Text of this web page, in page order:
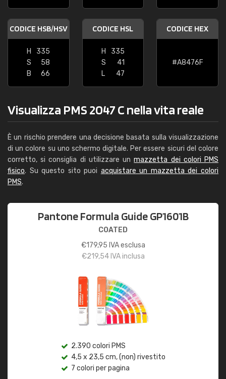
CODICE HSB/HSV
H
335
S
58
B
66
CODICE HSL
H
335
S
41
L
47
CODICE HEX
#A8476F
Visualizza PMS 2047 C nella vita reale
È un rischio prendere una decisione basata sulla visualizzazione
di un colore su uno schermo digitale. Per essere sicuri del colore
corretto, si consiglia di utilizzare unmazzetta dei colori PMS
fisico. Su questo sito puoi acquistare un mazzetta dei colori
PMS.
Pantone Formula Guide GP1601B
COATED
€179,95 IVA esclusa
€219,54IVA inclusa
2.390 colori PMS
4,5 x 23,5 cm, (non) rivestito
7 colori per pagina